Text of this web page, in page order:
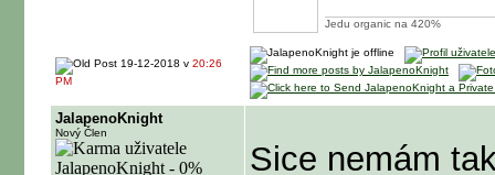
Jedu organic na 420%
19-12-2018 v 20:26
PM
JalapenoKnight
Nový Člen
Sice nemám